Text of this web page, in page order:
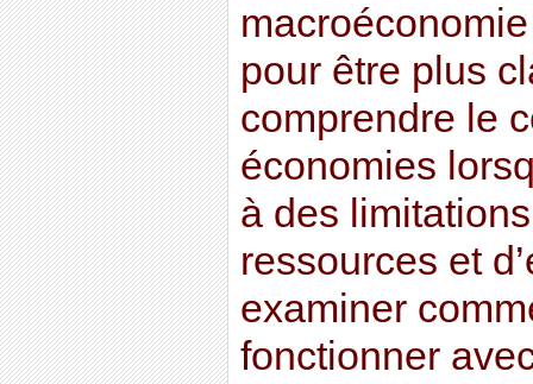
pour être plus
comprendre le
économies
à des
ressources et
examiner
fonctionner